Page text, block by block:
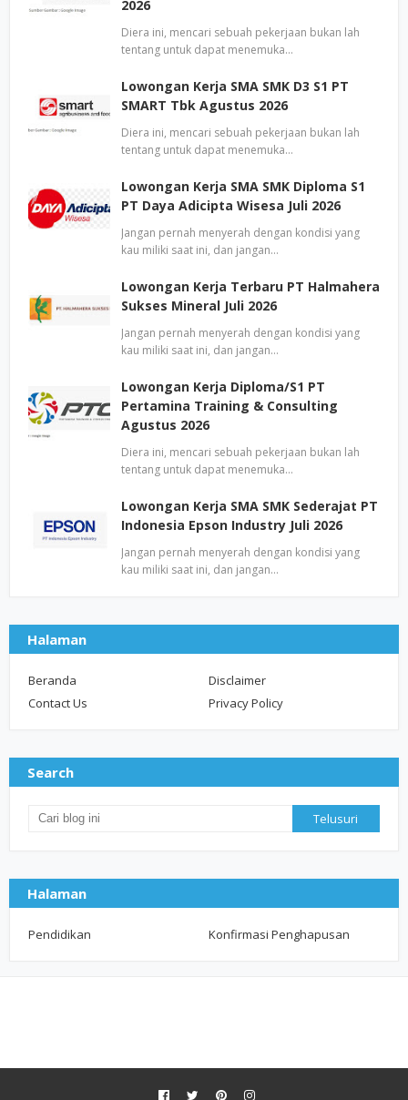
2026
Diera ini, mencari sebuah pekerjaan bukan lah
tentang untuk dapat menemuka…
Lowongan Kerja SMA SMK D3 S1 PT
SMART Tbk Agustus 2026
Diera ini, mencari sebuah pekerjaan bukan lah
tentang untuk dapat menemuka…
Lowongan Kerja SMA SMK Diploma S1
PT Daya Adicipta Wisesa Juli 2026
Jangan pernah menyerah dengan kondisi yang
kau miliki saat ini, dan jangan…
Lowongan Kerja Terbaru PT Halmahera
Sukses Mineral Juli 2026
Jangan pernah menyerah dengan kondisi yang
kau miliki saat ini, dan jangan…
Lowongan Kerja Diploma/S1 PT
Pertamina Training & Consulting
Agustus 2026
Diera ini, mencari sebuah pekerjaan bukan lah
tentang untuk dapat menemuka…
Lowongan Kerja SMA SMK Sederajat PT
Indonesia Epson Industry Juli 2026
Jangan pernah menyerah dengan kondisi yang
kau miliki saat ini, dan jangan…
Halaman
Beranda
Disclaimer
Contact Us
Privacy Policy
Search
Halaman
Pendidikan Konfirmasi Penghapusan